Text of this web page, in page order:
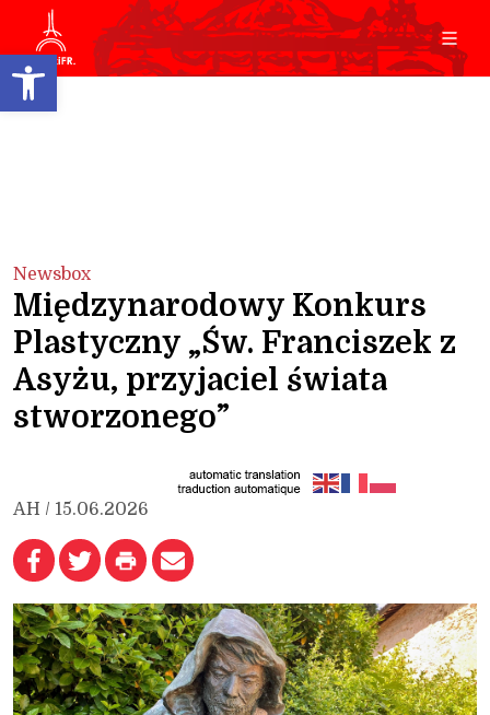
Open toolbar
Newsbox
Międzynarodowy Konkurs
Plastyczny „Św. Franciszek z
Asyżu, przyjaciel świata
stworzonego”
AH / 15.06.2026